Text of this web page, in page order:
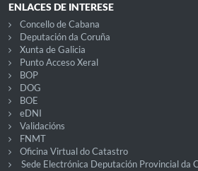
ENLACES DE INTERESE
Concello de Cabana
Deputación da Coruña
Xunta de Galicia
Punto Acceso Xeral
BOP
DOG
BOE
eDNI
Validacións
FNMT
Oficina Virtual do Catastro
Sede Electrónica Deputación Provincial da